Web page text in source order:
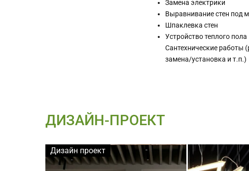
Замена электрики
Выравнивание стен под
Шпаклевка стен
Устройство теплого пола
Сантехнические работы
замена/установка и т.п.)
ДИЗАЙН-ПРОЕКТ
Дизайн проект